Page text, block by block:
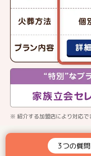
※ 紹介する加盟店により対応で
3つの質